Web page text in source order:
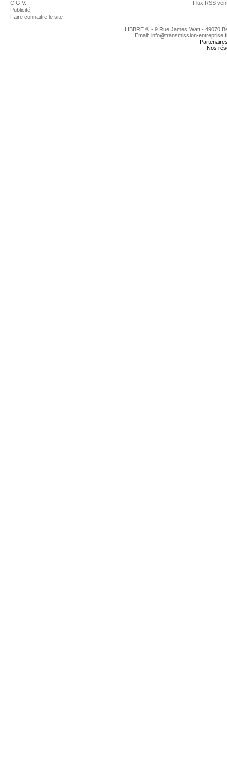
C.G.V.
Publicité
Faire connaitre le site
Flux RSS
LIBBRE ® - 9 Rue James Watt - 49070
Email: info@transmission-
Nos